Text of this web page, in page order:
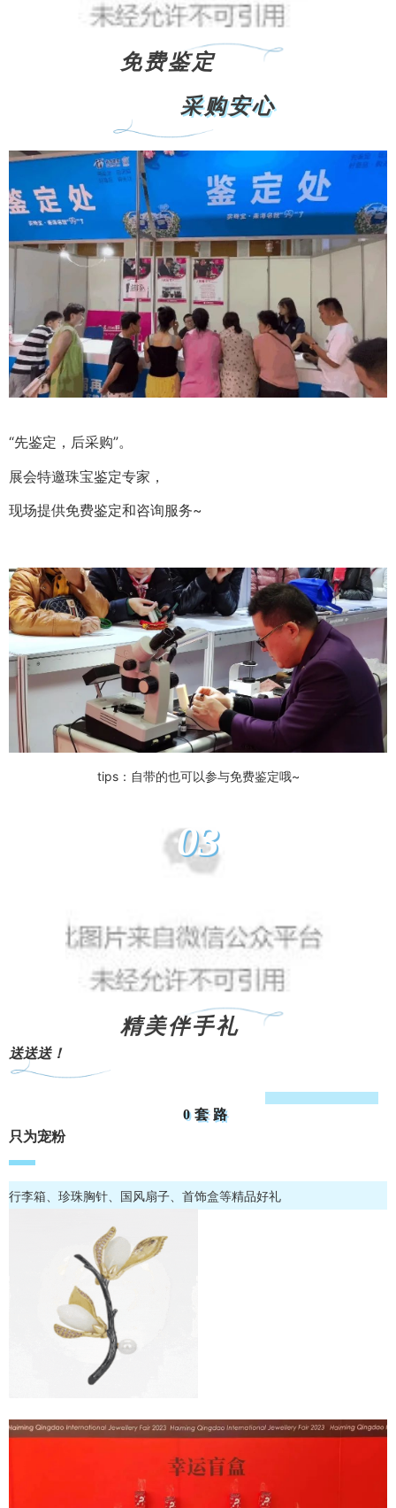
免费鉴定
采购安心
“先鉴定，后采购”。
展会特邀珠宝鉴定专家，
现场提供免费鉴定和咨询服务~
tips：自带的也可以参与免费鉴定哦~
03
精美伴手礼
送送送！
0套路
只为宠粉
行李箱、珍珠胸针、国风扇子、首饰盒等精品好礼